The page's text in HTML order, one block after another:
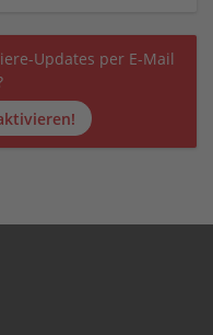
Updates per E-Mail